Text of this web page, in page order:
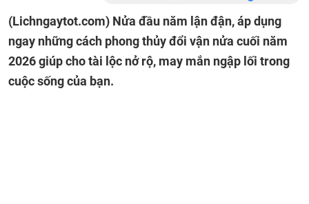
(Lichngaytot.com) Nửa đầu năm lận đận, áp dụng
ngay những cách phong thủy đổi vận nửa cuối năm
2026 giúp cho tài lộc nở rộ, may mắn ngập lối trong
cuộc sống của bạn.